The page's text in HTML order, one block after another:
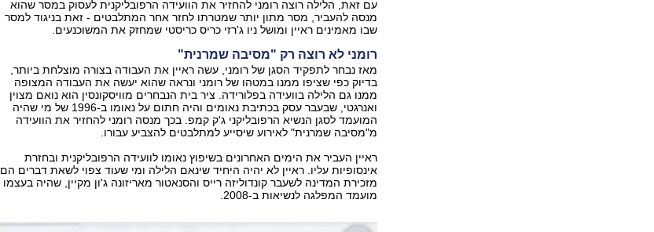
עם זאת, הלילה רוצה רומני להחזיר את הוועידה הרפובליקנית לעסוק במסר שהוא
מנסה להעביר, מסר מתון יותר שמטרתו לחזר אחר המתלבטים - זאת בניגוד למסר
שבו מאמינים ראיין ומושל ניו ג'רזי כריס כריסטי שמחזק את המשוכנעים.
רומני לא רוצה רק "מסיבה שמרנית"
מאז נבחר לתפקיד הסגן של רומני, עשה ראיין את העבודה בצורה מוצלחת ביותר,
בדיוק כפי שציפו ממנו במטהו של רומני ונראה שהוא יעשה את העבודה המצופה
ממנו גם הלילה בוועידה בפלורידה. ציר בית הנבחרים מוויסקונסין הוא נואם מצוין
ואנרגטי, שבעבר עסק בכתיבת נאומים והיה חתום על נאומו ב-1996 של מי שהיה
המועמד לסגן הנשיא הרפובליקני ג'ק קמפ. בכך מנסה רומני להחזיר את הוועידה
מ"מסיבה שמרנית" לאירוע שיסייע למתלבטים להצביע עבורו.
ראיין העביר את הימים האחרונים בשיפוץ נאומו לוועידה הרפובליקנית ובחזרת
אינסופיות עליו. ראיין לא יהיה היחיד שינאם הלילה ומי שעוד צפוי לשאת דברים הם
מזכירת המדינה לשעבר קונדוליזה רייס והסנאטור מאריזונה ג'ון מקיין, שהיה בעצמו
מועמד המפלגה לנשיאות ב-2008.